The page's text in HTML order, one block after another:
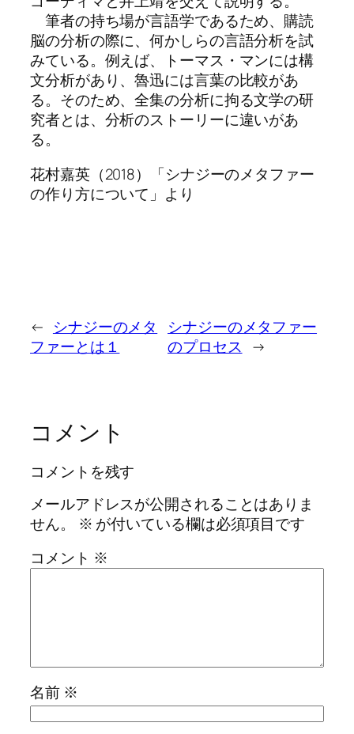
筆者の持ち場が言語学であるため、購読
脳の分析の際に、何かしらの言語分析を試
みている。例えば、トーマス・マンには構
文分析があり、魯迅には言葉の比較があ
る。そのため、全集の分析に拘る文学の研
究者とは、分析のストーリーに違いがあ
る。
花村嘉英（2018）「シナジーのメタファー
の作り方について」より
← シナジーのメタ
ファーとは１
シナジーのメタファー
のプロセス →
コメント
コメントを残す
メールアドレスが公開されることはありま
せん。
※ が付いている欄は必須項目です
コメント ※
名前 ※